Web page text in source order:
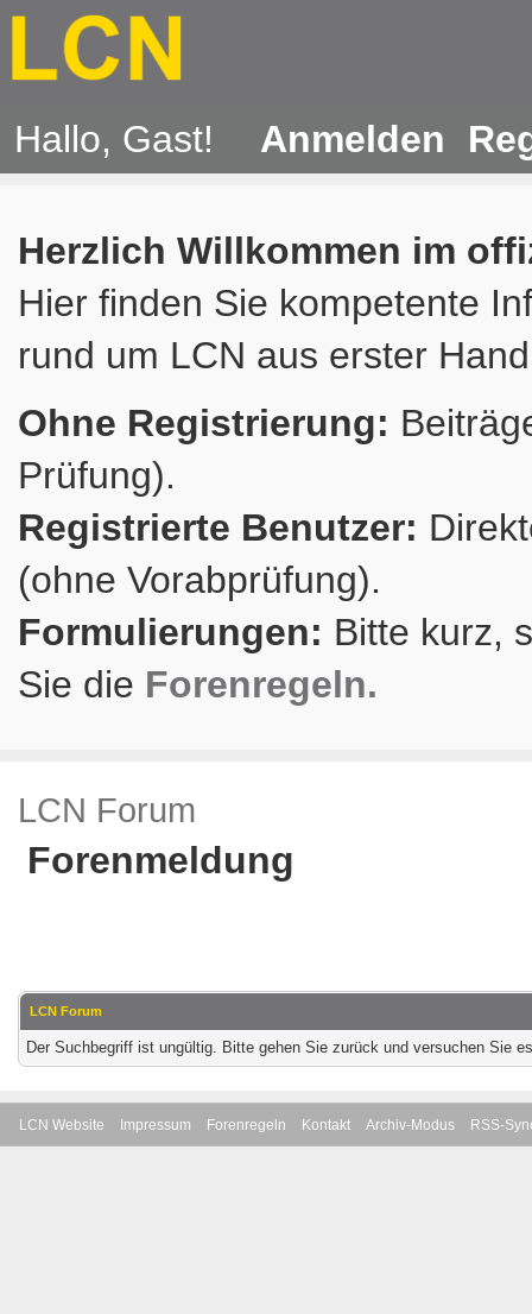
Hallo, Gast! Anmelden
Herzlich Willkommen im
Hier finden Sie kompetente
rund um LCN aus erster
Ohne Registrierung:
Prüfung).
Registrierte Benutzer:
(ohne Vorabprüfung).
Formulierungen: Bitte kurz,
Sie die Forenregeln.
LCN Forum
Forenmeldung
LCN Forum
Der Suchbegriff ist ungültig. Bitte gehen Sie zurück und versuchen Sie
LCN Website Impressum Forenregeln Kontakt Archiv-Modus RSS-